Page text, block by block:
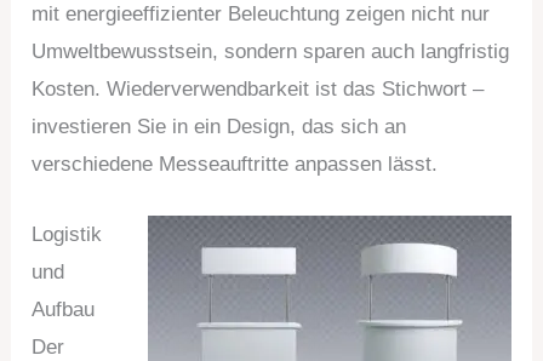
mit energieeffizienter Beleuchtung zeigen nicht nur
Umweltbewusstsein, sondern sparen auch langfristig
Kosten. Wiederverwendbarkeit ist das Stichwort –
investieren Sie in ein Design, das sich an
verschiedene Messeauftritte anpassen lässt.
Logistik
und
Aufbau
Der